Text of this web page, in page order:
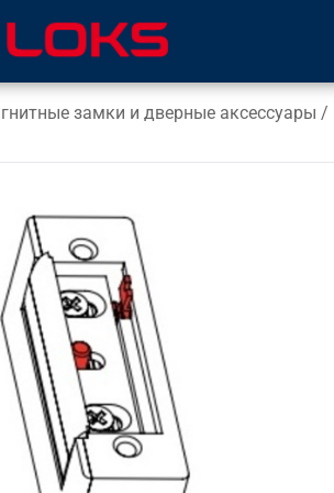
замки и дверные аксессуары /